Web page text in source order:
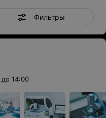
Фильтры
до 14:00